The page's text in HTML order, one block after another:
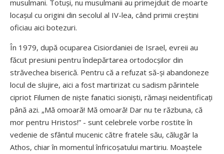
musulmani. Totuși, nu musulmanii au primejduit de moarte
locașul cu origini din secolul al IV-lea, când primii creștini
oficiau aici botezuri.
În 1979, după ocuparea Cisiordaniei de Israel, evreii au
făcut presiuni pentru îndepărtarea ortodocșilor din
străvechea biserică. Pentru că a refuzat să-și abandoneze
locul de slujire, aici a fost martirizat cu sadism părintele
cipriot Filumen de niște fanatici sioniști, rămași neidentificați
până azi. „Mă omoară! Mă omoară! Dar nu te răzbuna, că
mor pentru Hristos!” - sunt celebrele vorbe rostite în
vedenie de sfântul mucenic către fratele său, călugăr la
Athos, chiar în momentul înfricoșatului martiriu. Moaș­tele